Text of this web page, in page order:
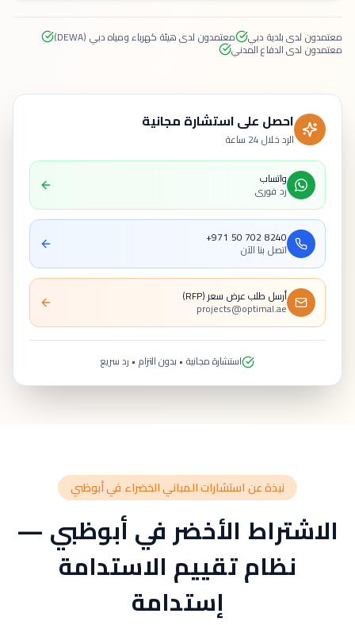
معتمدون لدى بلدية دبي معتمدون لدى هيئة كهرباء ومياه دبي (DEWA)
معتمدون لدى الدفاع المدني
احصل على استشارة مجانية
الرد خلال 24 ساعة
واتساب
رد فوري
+971 50 702 8240
اتصل بنا الآن
أرسل طلب عرض سعر (RFP)
projects@optimal.ae
استشارة مجانية • بدون التزام • رد سريع
نبذة عن استشارات المباني الخضراء في أبوظبي
الاشتراط الأخضر في أبوظبي —
نظام تقييم الاستدامة
إستدامة